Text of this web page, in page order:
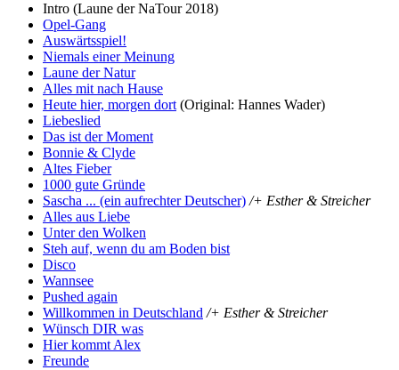
Intro (Laune der NaTour 2018)
Opel-Gang
Auswärtsspiel!
Niemals einer Meinung
Laune der Natur
Alles mit nach Hause
Heute hier, morgen dort (Original: Hannes Wader)
Liebeslied
Das ist der Moment
Bonnie & Clyde
Altes Fieber
1000 gute Gründe
Sascha ... (ein aufrechter Deutscher) /+ Esther & Streicher
Alles aus Liebe
Unter den Wolken
Steh auf, wenn du am Boden bist
Disco
Wannsee
Pushed again
Willkommen in Deutschland /+ Esther & Streicher
Wünsch DIR was
Hier kommt Alex
Freunde